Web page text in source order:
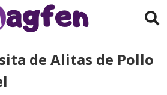
de Alitas de Pollo